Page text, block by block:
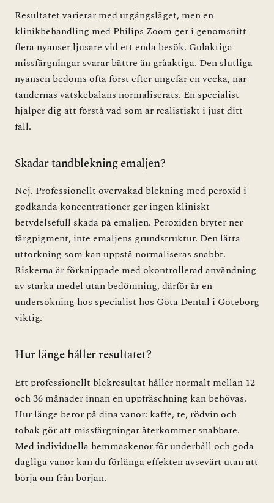
Resultatet varierar med utgångsläget, men en
klinikbehandling med Philips Zoom ger i genomsnitt
flera nyanser ljusare vid ett enda besök. Gulaktiga
missfärgningar svarar bättre än gråaktiga. Den slutliga
nyansen bedöms ofta först efter ungefär en vecka, när
tändernas vätskebalans normaliserats. En specialist
hjälper dig att förstå vad som är realistiskt i just ditt
fall.
Skadar tandblekning emaljen?
Nej. Professionellt övervakad blekning med peroxid i
godkända koncentrationer ger ingen kliniskt
betydelsefull skada på emaljen. Peroxiden bryter ner
färgpigment, inte emaljens grundstruktur. Den lätta
uttorkning som kan uppstå normaliseras snabbt.
Riskerna är förknippade med okontrollerad användning
av starka medel utan bedömning, därför är en
undersökning hos specialist hos Göta Dental i Göteborg
viktig.
Hur länge håller resultatet?
Ett professionellt blekresultat håller normalt mellan 12
och 36 månader innan en uppfräschning kan behövas.
Hur länge beror på dina vanor: kaffe, te, rödvin och
tobak gör att missfärgningar återkommer snabbare.
Med individuella hemmaskenor för underhåll och goda
dagliga vanor kan du förlänga effekten avsevärt utan att
börja om från början.